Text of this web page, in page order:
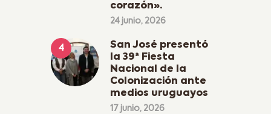
corazón».
24 junio, 2026
San José presentó
la 39ª Fiesta
Nacional de la
Colonización ante
medios uruguayos
17 junio, 2026